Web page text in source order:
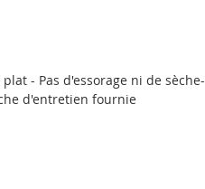
- Pas d'essorage ni de sèche-
d'entretien fournie